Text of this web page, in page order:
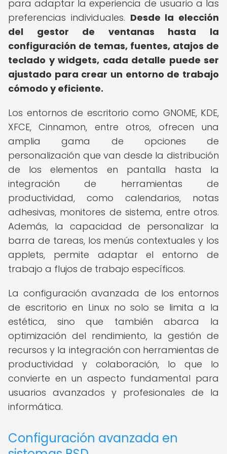
para adaptar la experiencia de usuario a las
preferencias individuales. Desde la elección
del gestor de ventanas hasta la
configuración de temas, fuentes, atajos de
teclado y widgets, cada detalle puede ser
ajustado para crear un entorno de trabajo
cómodo y eficiente.
Los entornos de escritorio como GNOME, KDE,
XFCE, Cinnamon, entre otros, ofrecen una
amplia gama de opciones de
personalización que van desde la distribución
de los elementos en pantalla hasta la
integración de herramientas de
productividad, como calendarios, notas
adhesivas, monitores de sistema, entre otros.
Además, la capacidad de personalizar la
barra de tareas, los menús contextuales y los
applets, permite adaptar el entorno de
trabajo a flujos de trabajo específicos.
La configuración avanzada de los entornos
de escritorio en Linux no solo se limita a la
estética, sino que también abarca la
optimización del rendimiento, la gestión de
recursos y la integración con herramientas de
productividad y colaboración, lo que lo
convierte en un aspecto fundamental para
usuarios avanzados y profesionales de la
informática.
Configuración avanzada en